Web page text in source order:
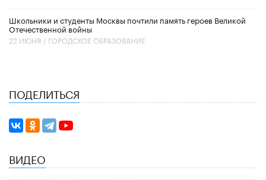
Школьники и студенты Москвы почтили память героев Великой
Отечественной войны
22 ИЮНЯ / ГОРОДСКОЕ ОБРАЗОВАНИЕ
ПОДЕЛИТЬСЯ
ВИДЕО